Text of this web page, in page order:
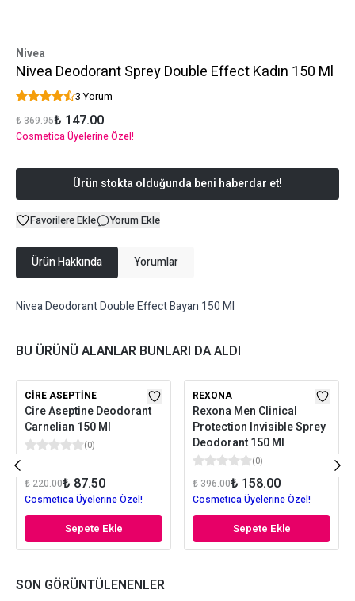
Nivea
Nivea Deodorant Sprey Double Effect Kadın 150 Ml
3 Yorum
₺ 369.95₺ 147.00
Cosmetica Üyelerine Özel!
Ürün stokta olduğunda beni haberdar et!
Favorilere Ekle Yorum Ekle
Ürün Hakkında Yorumlar
Nivea Deodorant Double Effect Bayan 150 Ml
BU ÜRÜNÜ ALANLAR BUNLARI DA ALDI
CIRE ASEPTINE
Cire Aseptine Deodorant
Carnelian 150 Ml
(0)
₺ 220.00₺ 87.50
Cosmetica Üyelerine Özel!
Sepete Ekle
REXONA
Rexona Men Clinical
Protection Invisible Sprey
Deodorant 150 Ml
(0)
₺ 396.00₺ 158.00
Cosmetica Üyelerine Özel!
Sepete Ekle
SON GÖRÜNTÜLENENLER